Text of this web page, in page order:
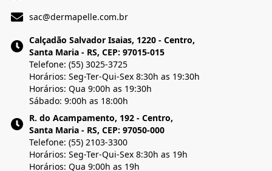
sac@dermapelle.com.br
Calçadão Salvador Isaias, 1220 - Centro,
Santa Maria - RS, CEP: 97015-015
Telefone: (55) 3025-3725
Horários: Seg-Ter-Qui-Sex 8:30h as 19:30h
Horários: Qua 9:00h as 19:30h
Sábado: 9:00h as 18:00h
R. do Acampamento, 192 - Centro,
Santa Maria - RS, CEP: 97050-000
Telefone: (55) 2103-3300
Horários: Seg-Ter-Qui-Sex 8:30h as 19h
Horários: Qua 9:00h as 19h